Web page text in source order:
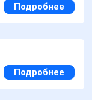
Подробнее
Подробнее